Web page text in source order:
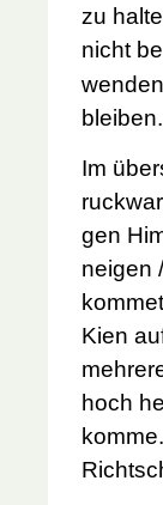
zu
nicht
bleiben.
Im
gen
neigen
Kien
hoch